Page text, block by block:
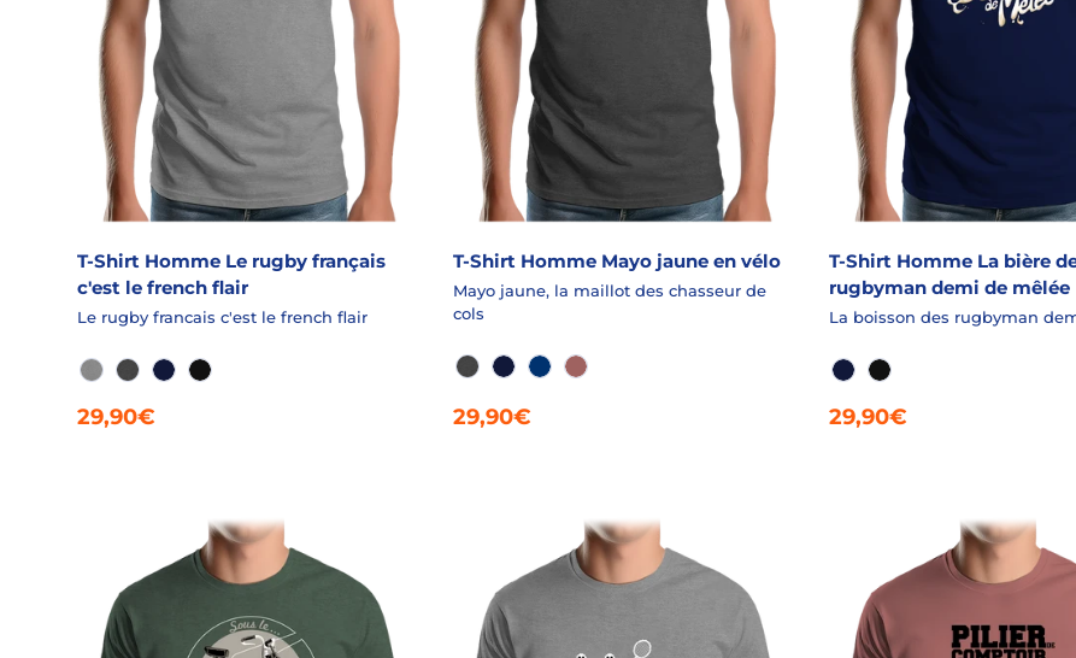
T-Shirt Homme Le rugby français
c'est le french flair
Le rugby francais c'est le french flair
GRIS CHINÉ
GRANIT CHINÉ
MARINE
NOIR
29,90€
T-Shirt Homme Mayo jaune en vélo
Mayo jaune, la maillot des chasseur de
cols
GRANIT CHINÉ
MARINEROYALESIENNE
29,90€
T-Shirt Homme La bière
rugbyman demi de mêlée
La boisson des rugbyman
MARINE PT
NOIR PT
29,90€